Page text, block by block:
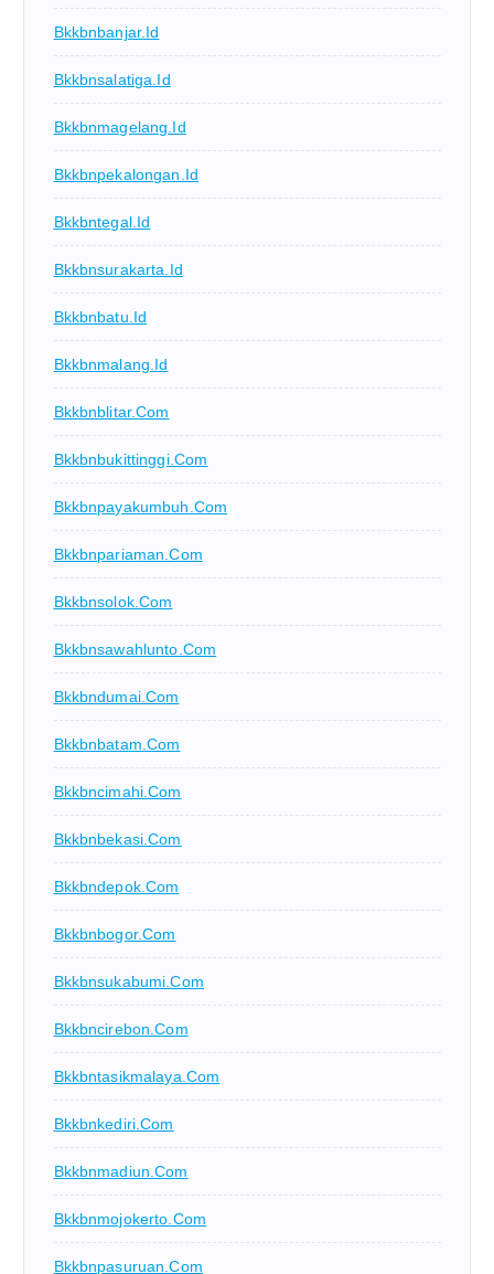
Bkkbnbanjar.id
Bkkbnsalatiga.id
Bkkbnmagelang.id
Bkkbnpekalongan.id
Bkkbntegal.id
Bkkbnsurakarta.id
Bkkbnbatu.id
Bkkbnmalang.id
Bkkbnblitar.com
Bkkbnbukittinggi.com
Bkkbnpayakumbuh.com
Bkkbnpariaman.com
Bkkbnsolok.com
Bkkbnsawahlunto.com
Bkkbndumai.com
Bkkbnbatam.com
Bkkbncimahi.com
Bkkbnbekasi.com
Bkkbndepok.com
Bkkbnbogor.com
Bkkbnsukabumi.com
Bkkbncirebon.com
Bkkbntasikmalaya.com
Bkkbnkediri.com
Bkkbnmadiun.com
Bkkbnmojokerto.com
Bkkbnpasuruan.com